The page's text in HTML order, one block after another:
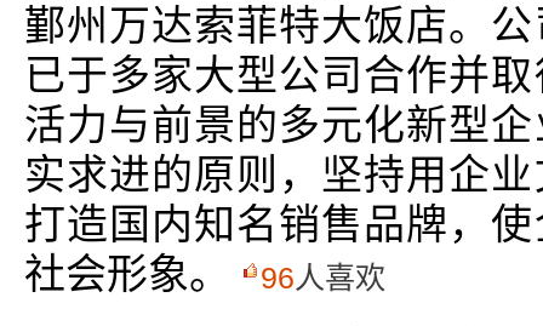
鄞州万达索菲特大饭店。
已于多家大型公司合作并
活力与前景的多元化新型
实求进的原则，坚持用企
打造国内知名销售品牌，
社会形象。
96人喜欢